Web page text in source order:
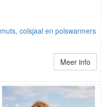
muts, colsjaal en polswarmers
Meer info